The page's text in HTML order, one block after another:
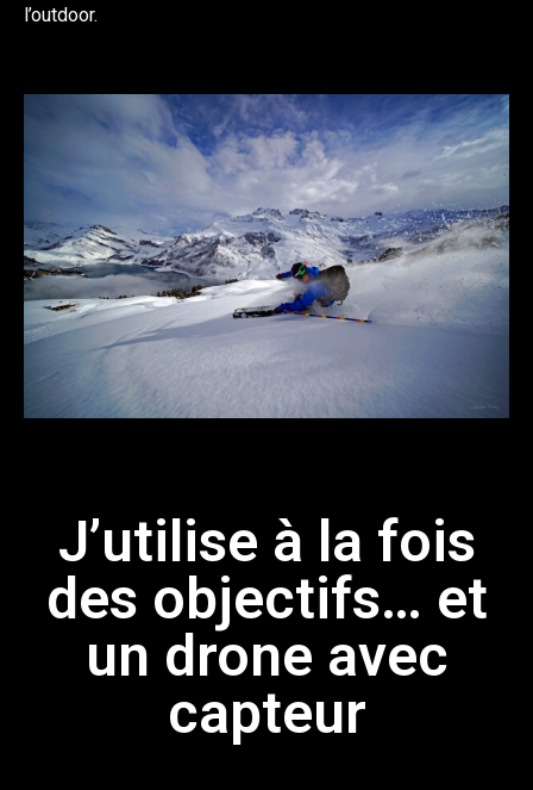
l’outdoor.
J’utilise à la fois
des objectifs… et
un drone avec
capteur